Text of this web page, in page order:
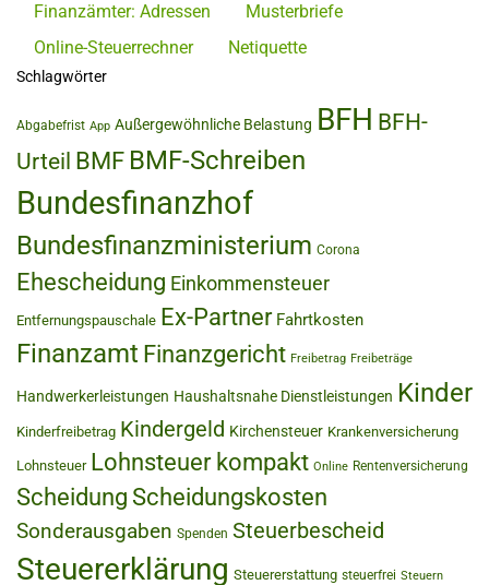
Finanzämter: Adressen
Musterbriefe
Online-Steuerrechner
Netiquette
Schlagwörter
Abgabefrist App Außergewöhnliche Belastung BFH BFH-
Urteil BMF BMF-Schreiben
Bundesfinanzhof
Bundesfinanzministerium Corona
Ehescheidung Einkommensteuer
Entfernungspauschale Ex-Partner Fahrtkosten
Finanzamt Finanzgericht Freibetrag Freibeträge
Handwerkerleistungen Haushaltsnahe Dienstleistungen Kinder
Kinderfreibetrag Kindergeld Kirchensteuer Krankenversicherung
Lohnsteuer Lohnsteuer kompakt Online Rentenversicherung
Scheidung Scheidungskosten
Sonderausgaben Spenden Steuerbescheid
Steuererklärung Steuererstattung steuerfrei Steuern